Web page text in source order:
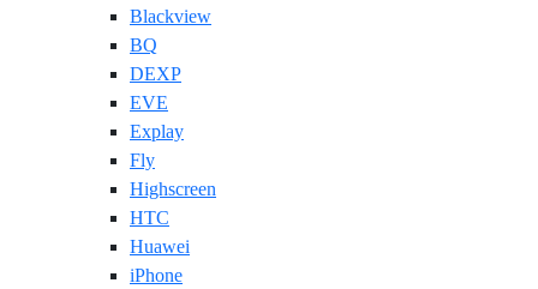
Blackview
BQ
DEXP
EVE
Explay
Fly
Highscreen
HTC
Huawei
iPhone